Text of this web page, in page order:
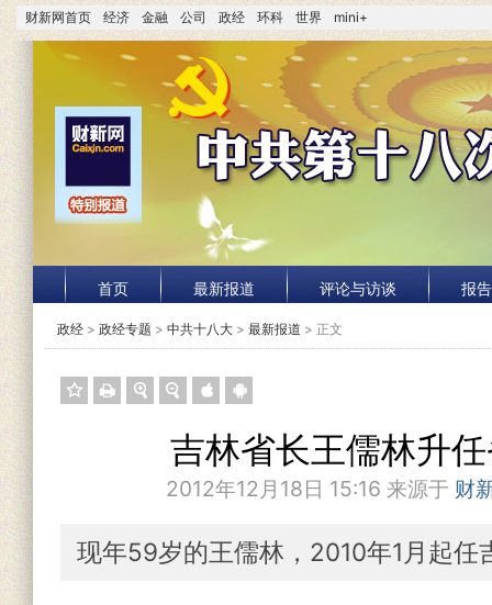
财新网首页 经济 金融 公司 政经 环科 世界 mini+
首页 最新报道 评论与访谈 报
政经 > 政经专题 > 中共十八大 > 最新报道 > 正文
吉林省长王儒林升
2012年12月18日 15:16 来源于 财
现年59岁的王儒林，2010年1月起任